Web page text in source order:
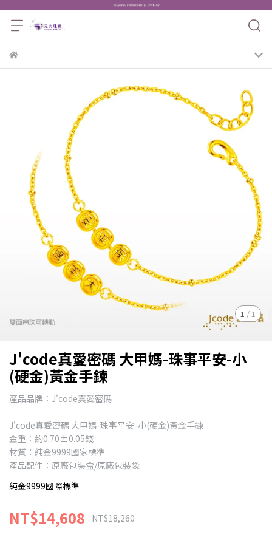
1 /1
J'code真愛密碼 大甲媽-珠事平安-小
(硬金)黃金手鍊
產品品牌：J'code真愛密碼
J'code真愛密碼 大甲媽-珠事平安-小(硬金)黃金手鍊
金重：約0.70±0.05錢
材質：純金9999國家標準
產品配件：原廠包裝盒/原廠包裝袋
純金9999國際標準
NT$14,608 NT$18,260